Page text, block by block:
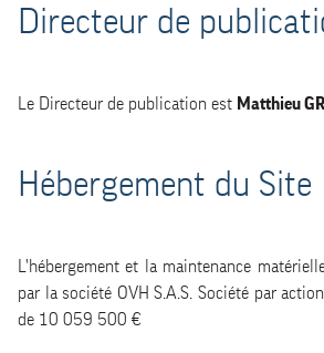
Directeur de
Le Directeur de publication est Matthieu
Hébergement du Site
L'hébergement et la maintenance
par la société OVH S.A.S. Société par
de 10 059 500 €